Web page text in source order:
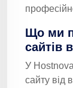
Що ми
сайтів
У
сайту від